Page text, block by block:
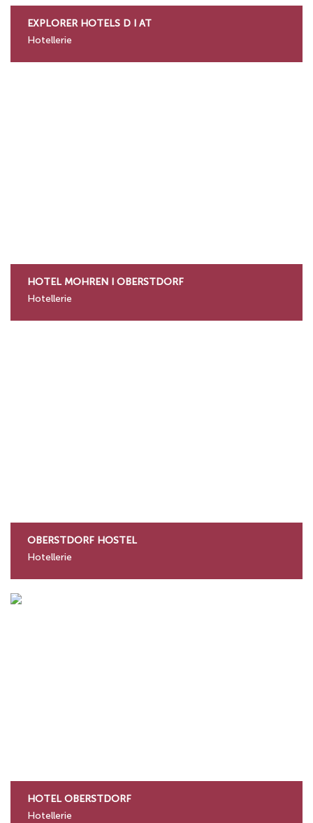
EXPLORER HOTELS D I AT
Hotellerie
HOTEL MOHREN I OBERSTDORF
Hotellerie
OBERSTDORF HOSTEL
Hotellerie
HOTEL OBERSTDORF
Hotellerie